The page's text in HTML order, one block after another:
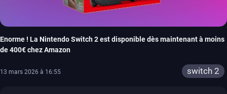
Enorme ! La Nintendo Switch 2 est disponible dès maintenant à moins
de 400€ chez Amazon
13 mars 2026 à 16:55 switch 2